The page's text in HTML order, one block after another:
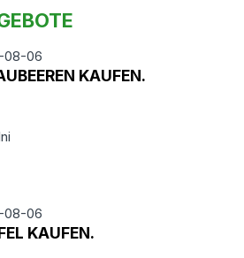
08-06
KAUFEN.
08-06
KAUFEN.